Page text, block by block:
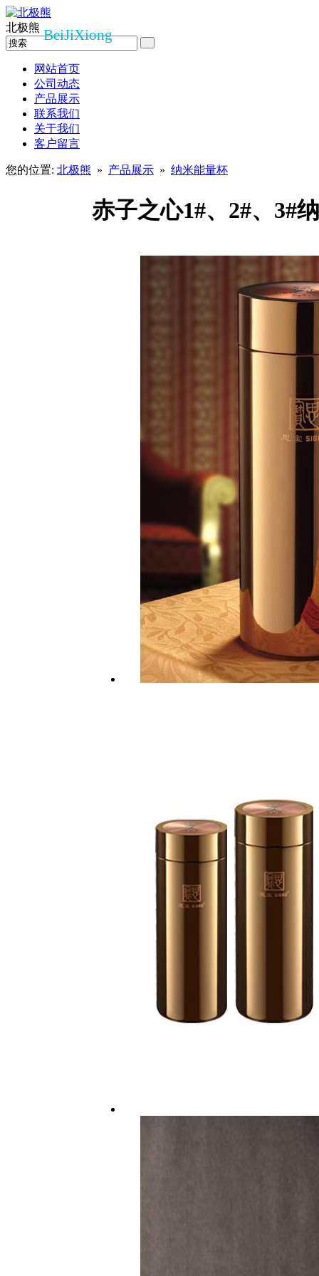
北极熊 BeiJiXiong
网站首页
公司动态
产品展示
联系我们
关于我们
客户留言
您的位置: 北极熊 » 产品展示 » 纳米能量杯
赤子之心1#、2#、3#